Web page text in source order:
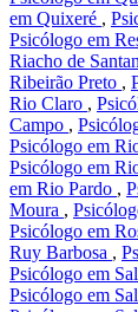
em Quixeré ,
Psicólogo em
Riacho de
Ribeirão Preto ,
Rio Claro ,
Campo ,
Psicólogo em
Psicólogo em
em Rio Pardo ,
Moura ,
Psicólogo em
Ruy Barbosa ,
Psicólogo em
Psicólogo em